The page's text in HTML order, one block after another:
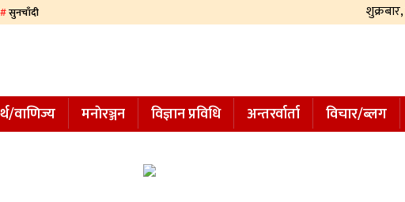
सुनचाँदी शुक्रबार,
वाणिज्य मनाेरञ्जन विज्ञान प्रविधि अन्तरर्वार्ता विचार/ब्लग